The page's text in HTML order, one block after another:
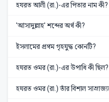
হযরত আলী (রা.)-এর পিতার নাম কী?
'আসাদুল্লাহ' শব্দের অর্থ কী?
ইসলামের প্রথম গৃহযুদ্ধ কোনটি?
হযরত ওমর (রা.)-এর উপাধি কী ছিল?
হযরত ওমর (রা.) তাঁর বিশাল